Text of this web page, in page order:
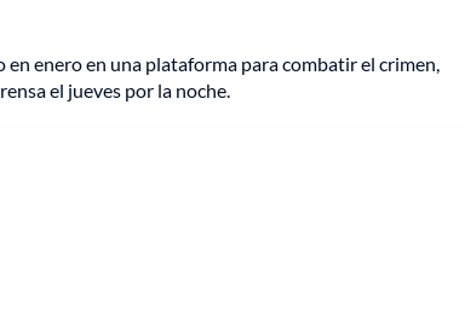
en enero en una plataforma para combatir el crimen,
el jueves por la noche.